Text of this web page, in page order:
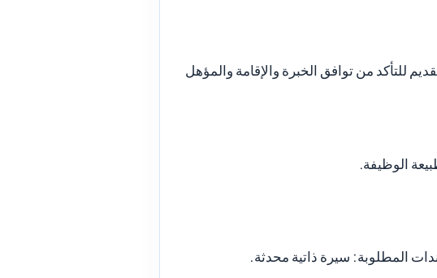
للتأكد من توافق الخبرة والإقامة والمؤهل
الوظيفة.